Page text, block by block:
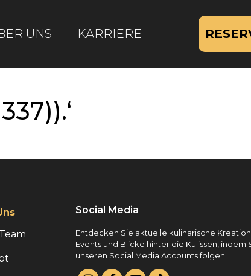
UNS KARRIERE
Social Media
Entdecken Sie aktuelle kulinarische
Events und Blicke hinter die Kulissen, indem
unseren Social Media Accounts folgen.